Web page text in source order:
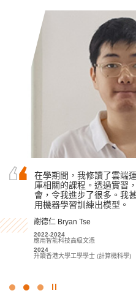
在書院的幫助和鼓勵下，
了濃厚的興趣。在書院學
令我終身受用。
2022
2023-2025
2025
升讀香港理工大學酒店及旅遊管理 (
在學期間，我修讀了雲端
庫相關的課程。透過實習
會，令我進步了很多。我
用機器學習訓練出模型。
謝德仁 Bryan Tse
2022-2024
應用智能科技高級文憑
2024
升讀香港大學工學學士 (計算機科學)
當天公開試失利，驅使我
年間，感激我遇見耐心的
們使我在心理學的旅程中
我的學習旅途不再孤單。
謝海盈 Tse Hoi Ying
2022-2024
應用社會科學副學士 (心理學)
2024
點